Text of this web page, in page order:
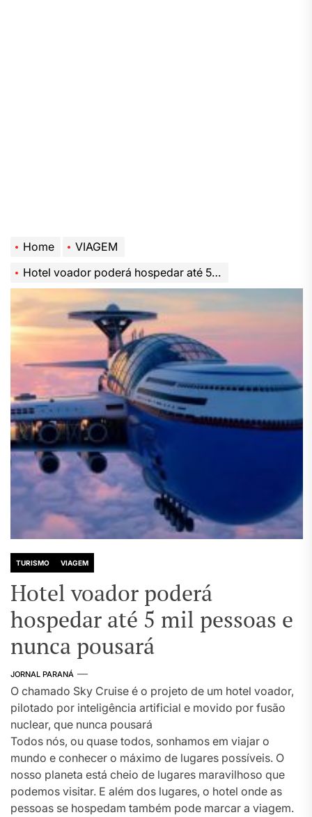
Home
VIAGEM
Hotel voador poderá hospedar até 5 mil pessoas e nunca pousará
TURISMO VIAGEM
Hotel voador poderá
hospedar até 5 mil pessoas e
nunca pousará
JORNAL PARANÁ
O chamado Sky Cruise é o projeto de um hotel voador,
pilotado por inteligência artificial e movido por fusão
nuclear, que nunca pousará
Todos nós, ou quase todos, sonhamos em viajar o
mundo e conhecer o máximo de lugares possíveis. O
nosso planeta está cheio de lugares maravilhoso que
podemos visitar. E além dos lugares, o hotel onde as
pessoas se hospedam também pode marcar a viagem.